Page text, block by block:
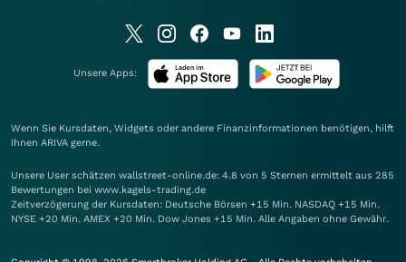
Unsere Apps:
Wenn Sie Kursdaten, Widgets oder andere Finanzinformationen benötigen, hilft
Ihnen ARIVA gerne.
Unsere User schätzen wallstreet-online.de: 4.8 von 5 Sternen ermittelt aus 285
Bewertungen bei www.kagels-trading.de
Zeitverzögerung der Kursdaten: Deutsche Börsen +15 Min. NASDAQ +15 Min.
NYSE +20 Min. AMEX +20 Min. Dow Jones +15 Min. Alle Angaben ohne Gewähr.